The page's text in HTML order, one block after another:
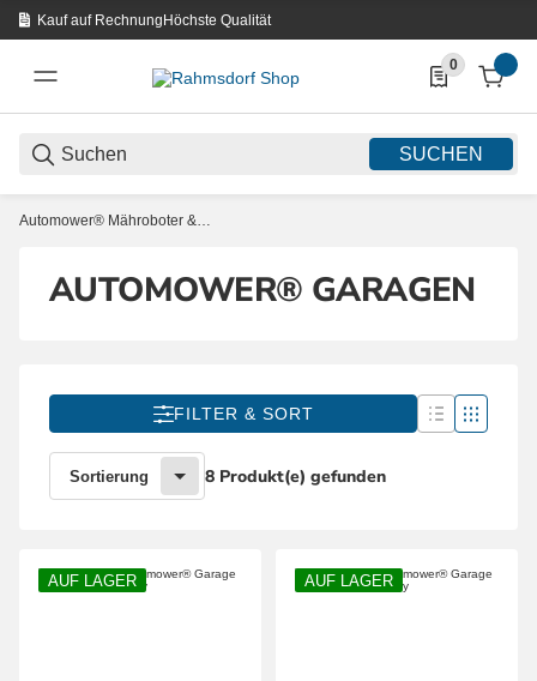
Kauf auf RechnungHöchste Qualität
SUCHEN
0
0 Produkte in
Automower® Mähroboter & Zubehör
AUTOMOWER® GARAGEN
FILTER & SORT
Sortierung 8 Produkt(e) gefunden
AUF LAGER AUF LAGER